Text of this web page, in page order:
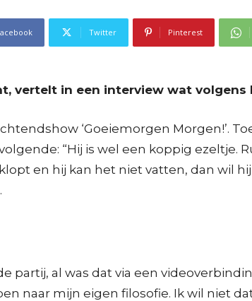
Twitter Pinterest
vertelt in een interview wat
‘Goeiemorgen Morgen!’.
“Hij is wel een koppig ezeltje.
en hij kan het niet vatten, dan wil
partij, al was dat via een
naar mijn eigen filosofie. Ik wil niet